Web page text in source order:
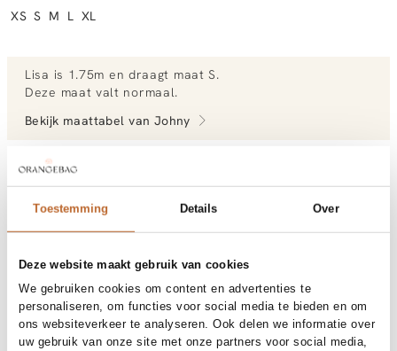
Toestemming Details Over
Deze website maakt gebruik van cookies
We gebruiken cookies om content en advertenties te
personaliseren, om functies voor social media te bieden en om
ons websiteverkeer te analyseren. Ook delen we informatie over
uw gebruik van onze site met onze partners voor social media,
XS S M L XL
Lisa is 1.75m en draagt maat S.
Deze maat valt normaal.
Bekijk maattabel van Johny
Bekijk meer outfits van Lisa
Vandaag besteld, morgen gratis in huis
30 dagen bedenktijd
Materiaal en verzorging